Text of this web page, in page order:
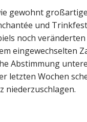
gewohnt
und
noch
eingewechselten
Abstimmung
letzten Wochen
niederzuschlagen.